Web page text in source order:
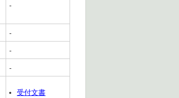
-
-
-
-
受付文書